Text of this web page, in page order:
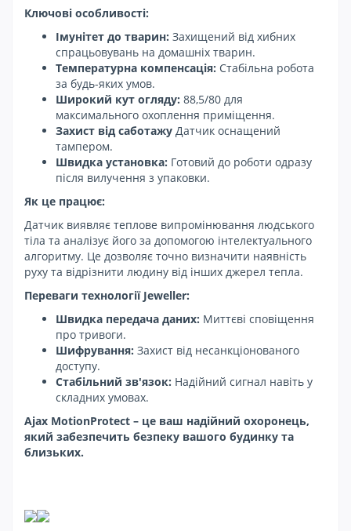
Ключові особливості:
Імунітет до тварин: Захищений від хибних
спрацьовувань на домашніх тварин.
Температурна компенсація: Стабільна робота
за будь-яких умов.
Широкий кут огляду: 88,5/80 для
максимального охоплення приміщення.
Захист від саботажу Датчик оснащений
тампером.
Швидка установка: Готовий до роботи одразу
після вилучення з упаковки.
Як це працює:
Датчик виявляє теплове випромінювання людського
тіла та аналізує його за допомогою інтелектуального
алгоритму. Це дозволяє точно визначити наявність
руху та відрізнити людину від інших джерел тепла.
Переваги технології Jeweller:
Швидка передача даних: Миттєві сповіщення
про тривоги.
Шифрування: Захист від несанкціонованого
доступу.
Стабільний зв'язок: Надійний сигнал навіть у
складних умовах.
Ajax MotionProtect – це ваш надійний охоронець,
який забезпечить безпеку вашого будинку та
близьких.